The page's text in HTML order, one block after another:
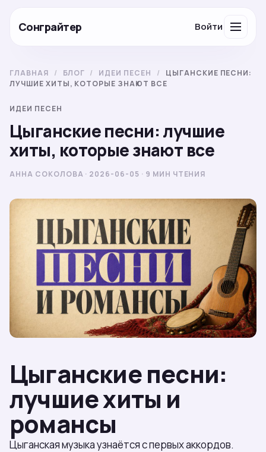
Сонграйтер Войти
ГЛАВНАЯ / БЛОГ / ИДЕИ ПЕСЕН /
ЦЫГАНСКИЕ ПЕСНИ:
ЛУЧШИЕ ХИТЫ, КОТОРЫЕ ЗНАЮТ ВСЕ
ИДЕИ ПЕСЕН
Цыганские песни: лучшие
хиты, которые знают все
АННА СОКОЛОВА · 2026-06-05 · 9 МИН ЧТЕНИЯ
Цыганские песни:
лучшие хиты и
романсы
Цыганская музыка узнаётся с первых аккордов.